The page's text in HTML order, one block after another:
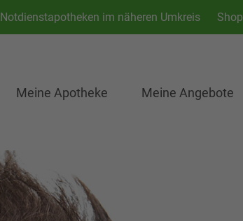
Notdienstapotheken im näheren Umkreis Shop
Meine Apotheke Meine Angebote